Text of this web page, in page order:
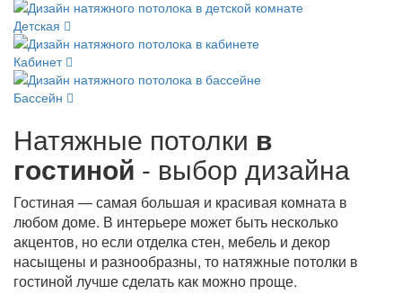
Детская
Кабинет
Бассейн
Натяжные потолки в
гостиной - выбор дизайна
Гостиная — самая большая и красивая комната в
любом доме. В интерьере может быть несколько
акцентов, но если отделка стен, мебель и декор
насыщены и разнообразны, то натяжные потолки в
гостиной лучше сделать как можно проще.